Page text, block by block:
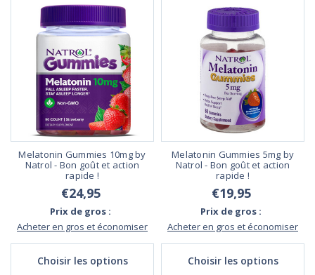
Melatonin Gummies 10mg by
Natrol - Bon goût et action
rapide !
€24,95
Prix de gros :
Acheter en gros et économiser
Choisir les options
Melatonin Gummies 5mg by
Natrol - Bon goût et action
rapide !
€19,95
Prix de gros :
Acheter en gros et économiser
Choisir les options